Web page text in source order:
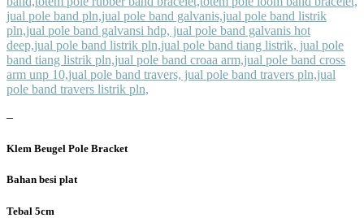
–
Klem Beugel Pole Bracket
Bahan besi plat
Tebal 5cm